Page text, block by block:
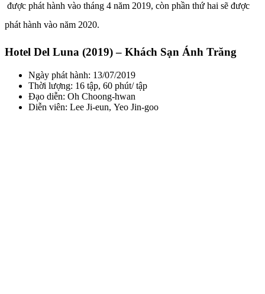
được phát hành vào tháng 4 năm 2019, còn phần thứ hai sẽ được
phát hành vào năm 2020.
Hotel Del Luna (2019) – Khách Sạn Ánh Trăng
Ngày phát hành: 13/07/2019
Thời lượng: 16 tập, 60 phút/ tập
Đạo diễn: Oh Choong-hwan
Diễn viên: Lee Ji-eun, Yeo Jin-goo